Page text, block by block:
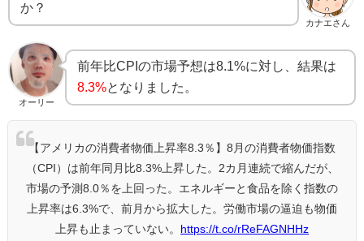
カナエさん
か？
オーリー
前年比CPIの市場予想は8.1%に対し、結果は
8.3%となりました。
【アメリカの消費者物価上昇率8.3％】8月の消費者物価指数
（CPI）は前年同月比8.3%上昇した。2カ月連続で縮んだが、
市場の予測8.0％を上回った。エネルギーと食品を除く指数の
上昇率は6.3%で、前月から拡大した。労働市場の逼迫も物価
上昇も止まっていない。 https://t.co/rReFAGNHHz